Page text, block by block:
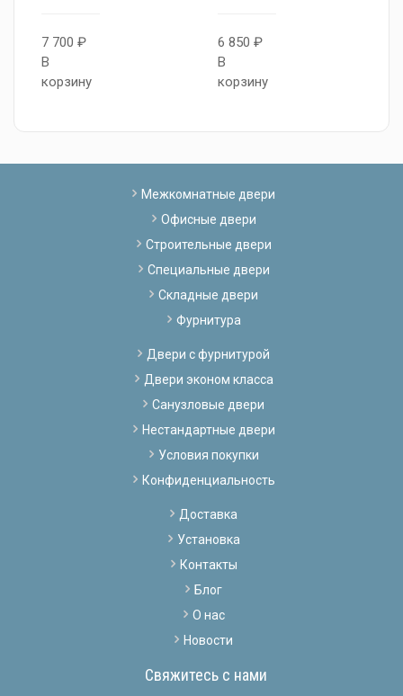
7 700 ₽
В
корзину
6 850 ₽
В
корзину
Межкомнатные двери
Офисные двери
Строительные двери
Специальные двери
Складные двери
Фурнитура
Двери с фурнитурой
Двери эконом класса
Санузловые двери
Нестандартные двери
Условия покупки
Конфиденциальность
Доставка
Установка
Контакты
Блог
О нас
Новости
Свяжитесь с нами